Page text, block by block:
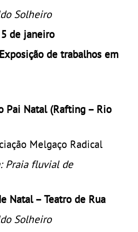
Solheiro
de janeiro
de trabalhos em
Pai Natal (Rafting – Rio
Melgaço Radical
Praia fluvial de
Natal – Teatro de Rua
Solheiro